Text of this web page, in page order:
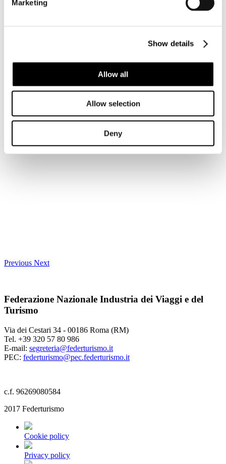
Marketing
Show details
Allow all
Allow selection
Deny
Ricordami
Login
Risparmia con le nostre convenzioni
Previous Next
Federazione Nazionale Industria dei Viaggi e del
Turismo
Via dei Cestari 34 - 00186 Roma (RM)
Tel. +39 320 57 80 986
E-mail: segreteria@federturismo.it
PEC: federturismo@pec.federturismo.it
c.f. 96269080584
2017 Federturismo
Cookie policy
Privacy policy